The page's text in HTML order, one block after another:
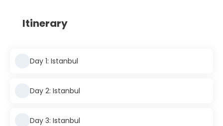
Itinerary
Day 1: Istanbul
Day 2: Istanbul
Day 3: Istanbul